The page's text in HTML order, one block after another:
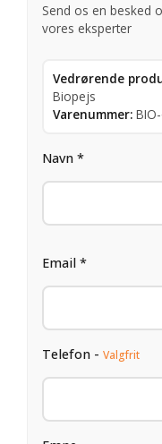
Send os en besked
vores eksperter
Vedrørende
Biopejs
Varenummer:
Navn *
Email *
Telefon - Valgfrit